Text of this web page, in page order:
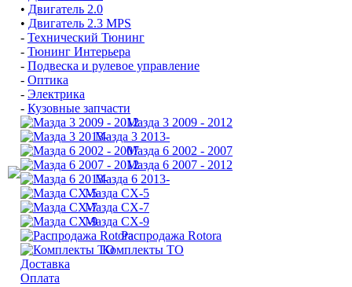
• Двигатель 2.0
• Двигатель 2.3 MPS
- Технический Тюнинг
- Тюнинг Интерьера
- Подвеска и рулевое управление
- Оптика
- Электрика
- Кузовные запчасти
Мазда 3 2009 - 2012
Мазда 3 2013-
Мазда 6 2002 - 2007
Мазда 6 2007 - 2012
Мазда 6 2013-
Мазда CX-5
Мазда CX-7
Мазда СХ-9
Распродажа Rotora
Комплекты ТО
Доставка
Оплата